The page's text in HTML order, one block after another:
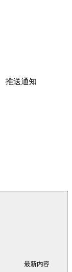
推送通知
最新内容